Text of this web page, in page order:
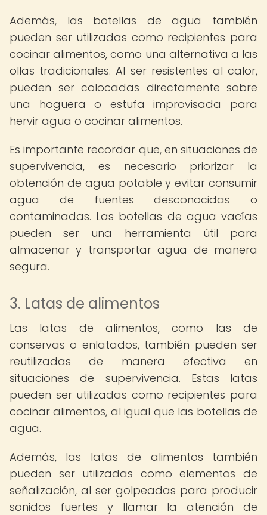
Además, las botellas de agua también
pueden ser utilizadas como recipientes para
cocinar alimentos, como una alternativa a las
ollas tradicionales. Al ser resistentes al calor,
pueden ser colocadas directamente sobre
una hoguera o estufa improvisada para
hervir agua o cocinar alimentos.
Es importante recordar que, en situaciones de
supervivencia, es necesario priorizar la
obtención de agua potable y evitar consumir
agua de fuentes desconocidas o
contaminadas. Las botellas de agua vacías
pueden ser una herramienta útil para
almacenar y transportar agua de manera
segura.
3. Latas de alimentos
Las latas de alimentos, como las de
conservas o enlatados, también pueden ser
reutilizadas de manera efectiva en
situaciones de supervivencia. Estas latas
pueden ser utilizadas como recipientes para
cocinar alimentos, al igual que las botellas de
agua.
Además, las latas de alimentos también
pueden ser utilizadas como elementos de
señalización, al ser golpeadas para producir
sonidos fuertes y llamar la atención de